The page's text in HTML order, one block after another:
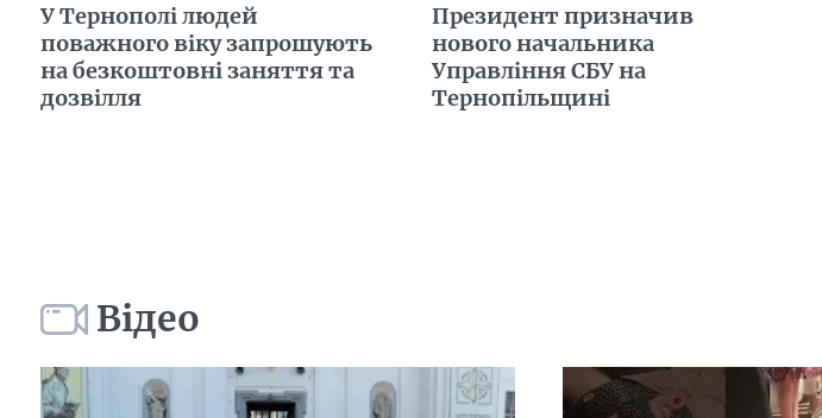
У Тернополі людей
поважного віку запрошують
на безкоштовні заняття та
дозвілля
Президент призначив
нового начальника
Управління СБУ на
Тернопільщині
Відео